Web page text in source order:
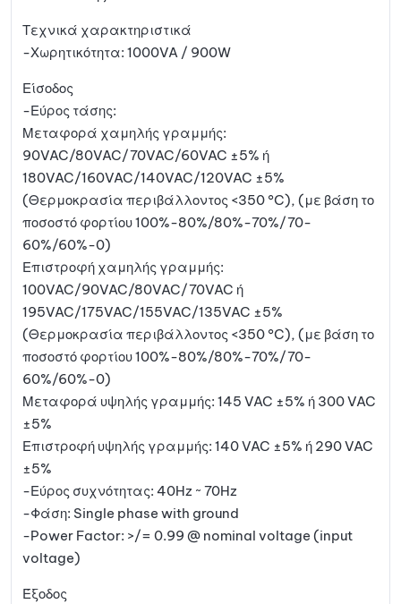
Τεχνικά χαρακτηριστικά
-Χωρητικότητα: 1000VA / 900W
Είσοδος
-Εύρος τάσης:
Μεταφορά χαμηλής γραμμής:
90VAC/80VAC/70VAC/60VAC ±5% ή
180VAC/160VAC/140VAC/120VAC ±5%
(Θερμοκρασία περιβάλλοντος <350 °C), (με βάση το
ποσοστό φορτίου 100%-80%/80%-70%/70-
60%/60%-0)
Επιστροφή χαμηλής γραμμής:
100VAC/90VAC/80VAC/70VAC ή
195VAC/175VAC/155VAC/135VAC ±5%
(Θερμοκρασία περιβάλλοντος <350 °C), (με βάση το
ποσοστό φορτίου 100%-80%/80%-70%/70-
60%/60%-0)
Μεταφορά υψηλής γραμμής: 145 VAC ±5% ή 300 VAC
±5%
Επιστροφή υψηλής γραμμής: 140 VAC ±5% ή 290 VAC
±5%
-Εύρος συχνότητας: 40Hz ~ 70Hz
-Φάση: Single phase with ground
-Power Factor: >/= 0.99 @ nominal voltage (input
voltage)
Έξοδος